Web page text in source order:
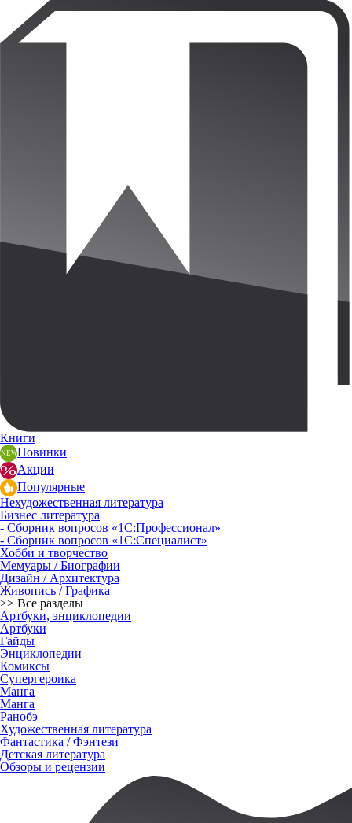
Книги
Новинки
Акции
Популярные
Нехудожественная литература
Бизнес литература
- Сборник вопросов «1С:Профессионал»
- Сборник вопросов «1С:Специалист»
Хобби и творчество
Мемуары / Биографии
Дизайн / Архитектура
Живопись / Графика
>> Все разделы
Артбуки, энциклопедии
Артбуки
Гайды
Энциклопедии
Комиксы
Супергероика
Манга
Манга
Ранобэ
Художественная литература
Фантастика / Фэнтези
Детская литература
Обзоры и рецензии